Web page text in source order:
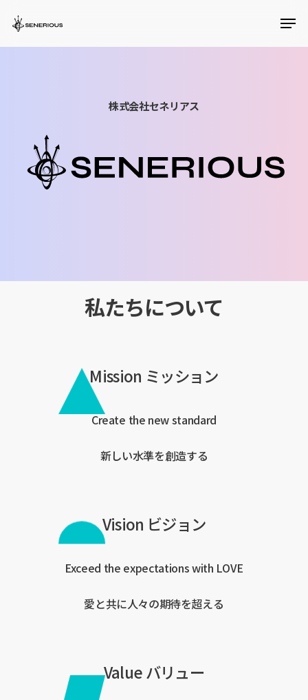
main
株式会社セネリアス
私たちについて
Mission ミッション
Create the newstandard
新しい水準を創造する
Vision ビジョン
Exceed the expectationswith LOVE
愛と共に人々の期待を超える
Value バリュー
Close